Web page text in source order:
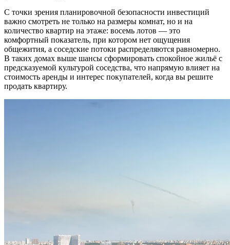
С точки зрения планировочной безопасности инвестиций
важно смотреть не только на размеры комнат, но и на
количество квартир на этаже: восемь лотов — это
комфортный показатель, при котором нет ощущения
общежития, а соседские потоки распределяются равномерно.
В таких домах выше шансы сформировать спокойное жильё с
предсказуемой культурой соседства, что напрямую влияет на
стоимость аренды и интерес покупателей, когда вы решите
продать квартиру.